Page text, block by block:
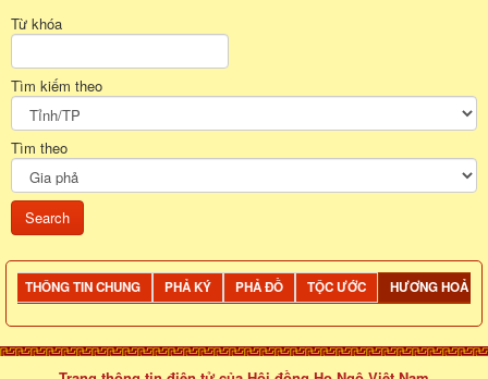
Từ khóa
Tìm kiếm theo
Tìm theo
THÔNG TIN CHUNG PHẢ KÝ PHẢ ĐỒ TỘC ƯỚC HƯƠNG HOẢ